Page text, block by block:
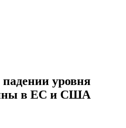
уровня
в ЕС и США